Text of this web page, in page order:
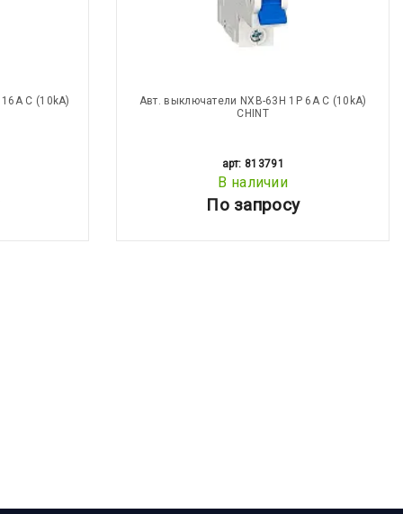
С (10kA)
Авт. выключатели NXB-63H 1P 6A С (10kA)
CHINT
арт: 813791
В наличии
По запросу